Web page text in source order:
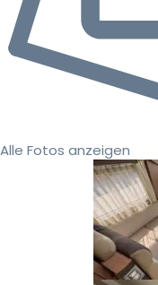
Alle Fotos anzeigen